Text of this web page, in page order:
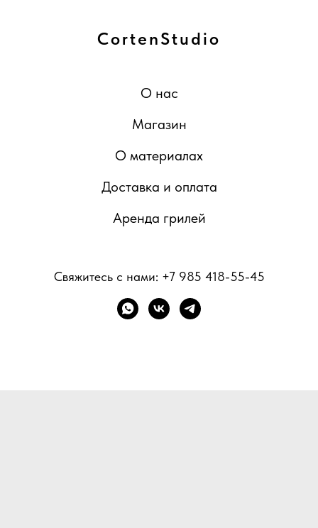
CortenStudio
О нас
Магазин
О материалах
Доставка и оплата
Аренда грилей
Свяжитесь с нами: +7 985 418-55-45